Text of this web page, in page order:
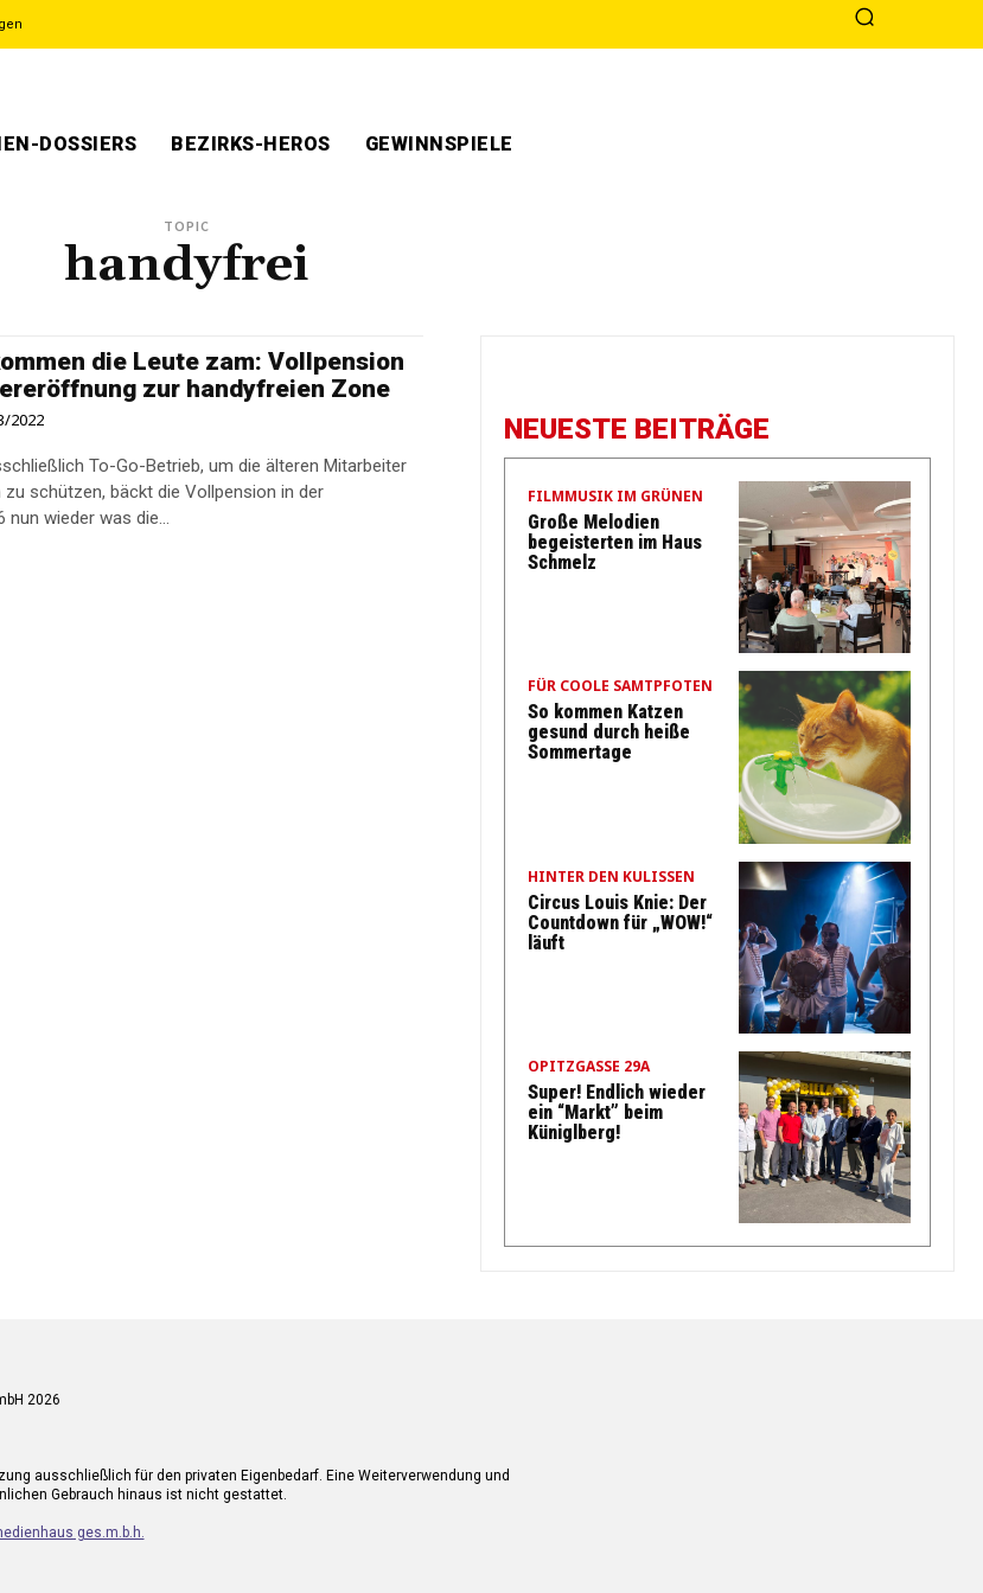
DOSSIERS BEZIRKS-HEROS GEWINNSPIELE
TOPIC
handyfrei
die Leute zam: Vollpension
zur handyfreien Zone
2022
To-Go-Betrieb, um die älteren Mitarbeiter
zu schützen, bäckt die Vollpension in der
wieder was die...
NEUESTE BEITRÄGE
FILMMUSIK IM GRÜNEN
Große Melodien
begeisterten im Haus
Schmelz
FÜR COOLE SAMTPFOTEN
So kommen Katzen
gesund durch heiße
Sommertage
HINTER DEN KULISSEN
Circus Louis Knie: Der
Countdown für „WOW!“
läuft
OPITZGASSE 29A
Super! Endlich wieder
ein “Markt” beim
Küniglberg!
2026
ausschließlich für den privaten Eigenbedarf. Eine Weiterverwendung und
Gebrauch hinaus ist nicht gestattet.
ges.m.b.h.